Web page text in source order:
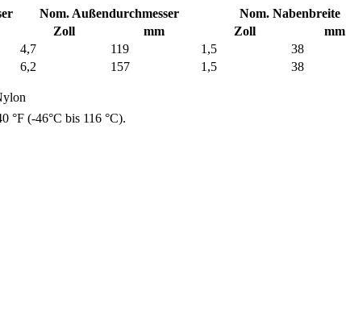
Nom. Außendurchmesser Nom. Nabenbreite
Zoll mm Zoll mm
4,7 119 1,5 38
6,2 157 1,5 38
°F (-46°C bis 116 °C).